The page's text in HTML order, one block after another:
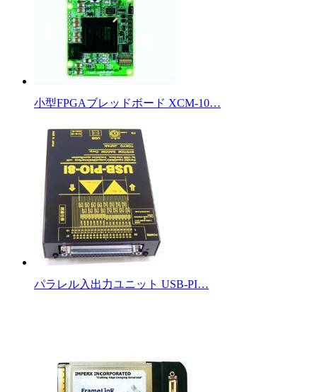
小型FPGAブレッドボード XCM-10…
パラレル入出力ユニット USB-PI…